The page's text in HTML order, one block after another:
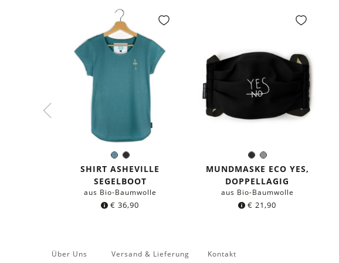
SeeblauSchwarz
Farbe:
SHIRT ASHEVILLE
SEGELBOOT
aus Bio-Baumwolle
€ 36,90
Schwarz
Grau
Farbe:
MUNDMASKE ECO YES,
DOPPELLAGIG
aus Bio-Baumwolle
€ 21,90
Über Uns Versand & Lieferung Kontakt